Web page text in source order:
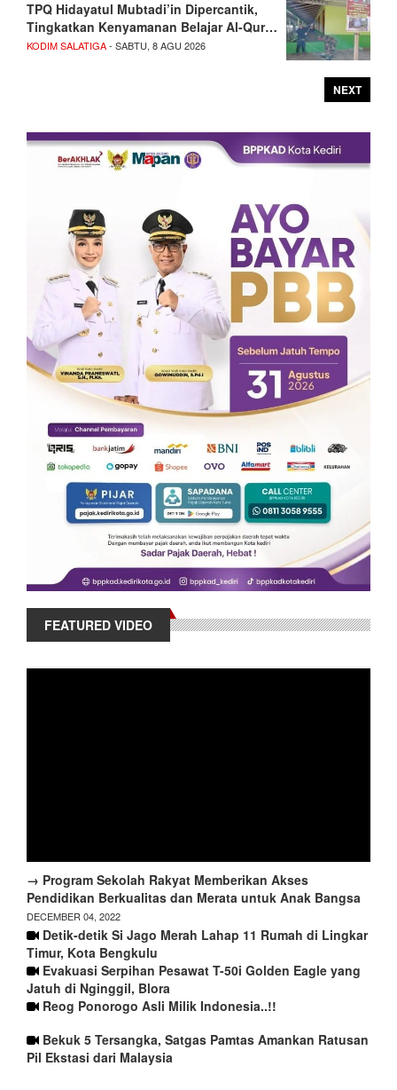
TPQ Hidayatul Mubtadi’in Dipercantik,
Tingkatkan Kenyamanan Belajar Al-Qur…
KODIM SALATIGA- SABTU, 8 AGU 2026
NEXT
FEATURED VIDEO
→ Program Sekolah Rakyat Memberikan Akses
Pendidikan Berkualitas dan Merata untuk Anak Bangsa
DECEMBER 04, 2022
Detik-detik Si Jago Merah Lahap 11 Rumah di Lingkar
Timur, Kota Bengkulu
Evakuasi Serpihan Pesawat T-50i Golden Eagle yang
Jatuh di Nginggil, Blora
Reog Ponorogo Asli Milik Indonesia..!!
Bekuk 5 Tersangka, Satgas Pamtas Amankan Ratusan
Pil Ekstasi dari Malaysia